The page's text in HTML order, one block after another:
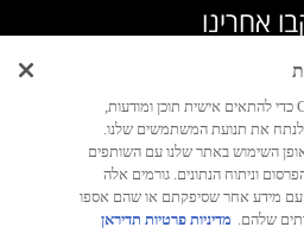
אחרינו
אנחנו משתמשים בקובצי Cookie כדי להתאים אישית תוכן ומודעות,
את תנועת המשתמשים שלנו.
השימוש באתר שלנו עם השותפים
וניתוח הנתונים. גורמים אלה
עם מידע אחר שסיפקתם או שהם אספו
שלהם. מדיניות פרטיות תדיראן